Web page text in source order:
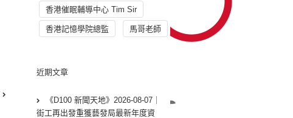
香港催眠輔導中心 Tim Sir
香港記憶學院總監 馬哥老師
近期文章
《D100 新聞天地》2026-08-07｜
街工再出發重獲藝發局最新年度資